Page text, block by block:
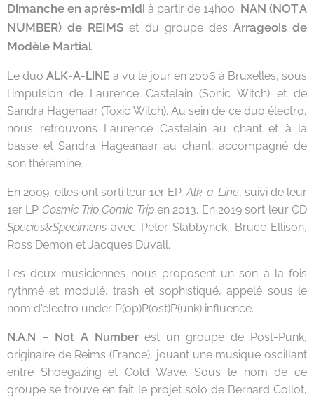
Dimanche en après-midi à partir de 14h00 NAN (NOT A
NUMBER) de REIMS et du groupe des Arrageois de
Modèle Martial.
Le duo ALK-A-LINE a vu le jour en 2006 à Bruxelles, sous
l'impulsion de Laurence Castelain (Sonic Witch) et de
Sandra Hagenaar (Toxic Witch). Au sein de ce duo électro,
nous retrouvons Laurence Castelain au chant et à la
basse et Sandra Hageanaar au chant, accompagné de
son thérémine.
En 2009, elles ont sorti leur 1er EP, Alk-a-Line, suivi de leur
1er LP Cosmic Trip Comic Tripen 2013. En 2019 sort leur CD
Species&Specimens avec Peter Slabbynck, Bruce Ellison,
Ross Demon et Jacques Duvall.
Les deux musiciennes nous proposent un son à la fois
rythmé et modulé, trash et sophistiqué, appelé sous le
nom d'électro under P(op)P(ost)P(unk) influence.
N.A.N – Not A Numberest un groupe de Post-Punk,
originaire de Reims (France), jouant une musique oscillant
entre Shoegazing et Cold Wave. Sous le nom de ce
groupe se trouve en fait le projet solo de Bernard Collot,